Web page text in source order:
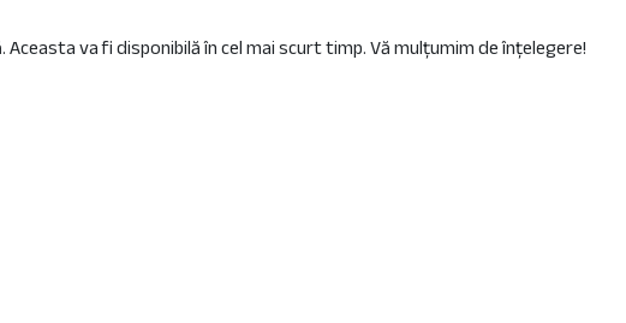
Aceasta va fi disponibilă în cel mai scurt timp. Vă mulțumim de înțelegere!